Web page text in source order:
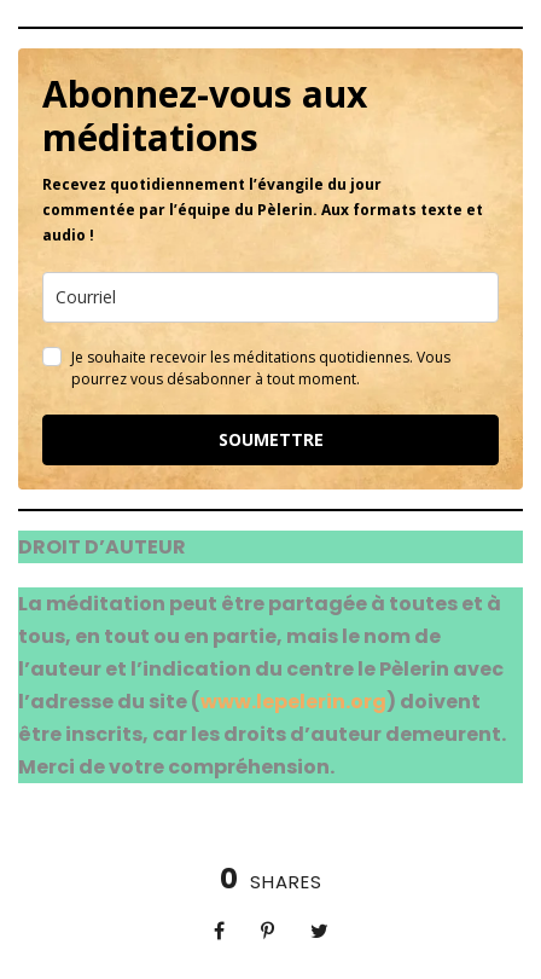
Abonnez-vous aux
méditations
Recevez quotidiennement l’évangile du jour
commentée par l’équipe du Pèlerin. Aux formats texte et
audio !
Je souhaite recevoir les méditations quotidiennes. Vous
pourrez vous désabonner à tout moment.
SOUMETTRE
DROIT D’AUTEUR
La méditation peut être partagée à toutes et à
tous, en tout ou en partie, mais le nom de
l’auteur et l’indication du centre le Pèlerin avec
l’adresse du site (www.lepelerin.org) doivent
être inscrits, car les droits d’auteur demeurent.
Merci de votre compréhension.
0 SHARES